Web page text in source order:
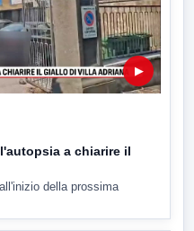
▶
a chiarire il
della prossima